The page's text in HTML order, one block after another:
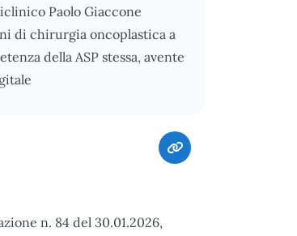
Paolo Giaccone
di chirurgia oncoplastica a
della ASP stessa, avente
n. 84 del 30.01.2026,